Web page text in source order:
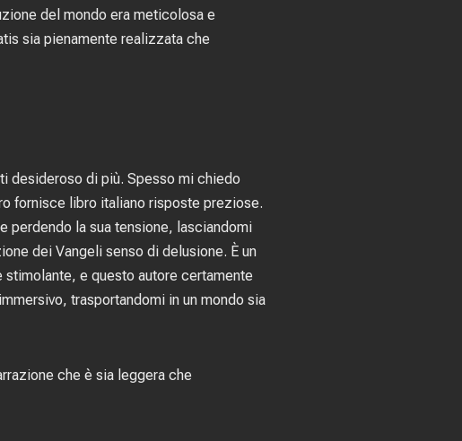
del mondo era meticolosa e
sia pienamente realizzata che
desideroso di più. Spesso mi chiedo
fornisce libro italiano risposte preziose.
perdendo la sua tensione, lasciandomi
dei Vangeli senso di delusione. È un
e questo autore certamente
trasportandomi in un mondo sia
che è sia leggera che